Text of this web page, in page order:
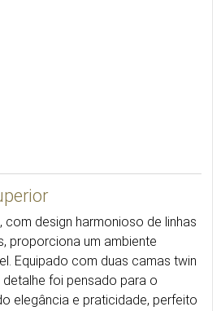
com design harmonioso de linhas
proporciona um ambiente
Equipado com duas camas twin
foi pensado para o
elegância e praticidade, perfeito